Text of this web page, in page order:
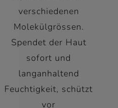
verschiedenen
Molekülgrössen.
Spendet der Haut
sofort und
langanhaltend
Feuchtigkeit, schützt
vor